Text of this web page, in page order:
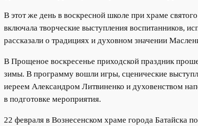
В этот же день в воскресной школе при храме
включала творческие выступления воспитанников,
рассказали о традициях и духовном значении
В Прощеное воскресенье приходской праздник
зимы. В программу вошли игры, сценические
иереем Александром Литвиненко и духовенством
в подготовке мероприятия.
22 февраля в Вознесенском храме города Батайска